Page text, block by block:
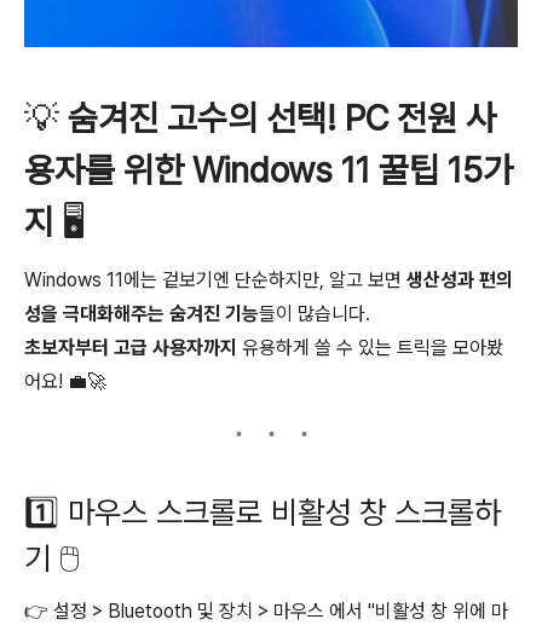
💡 숨겨진 고수의 선택! PC 전원 사
용자를 위한 Windows 11 꿀팁 15가
지 🖥️
Windows 11에는 겉보기엔 단순하지만, 알고 보면 생산성과 편의
성을 극대화해주는 숨겨진 기능들이 많습니다.
초보자부터 고급 사용자까지 유용하게 쓸 수 있는 트릭을 모아봤
어요! 💼🚀
1️⃣ 마우스 스크롤로 비활성 창 스크롤하
기 🖱️
👉 설정 > Bluetooth 및 장치 > 마우스 에서 "비활성 창 위에 마